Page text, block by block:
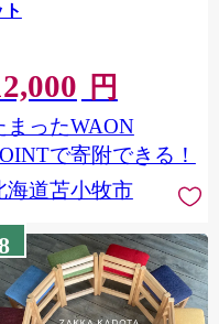
ト
円
まったWAON
で寄附できる！
海道苫小牧市